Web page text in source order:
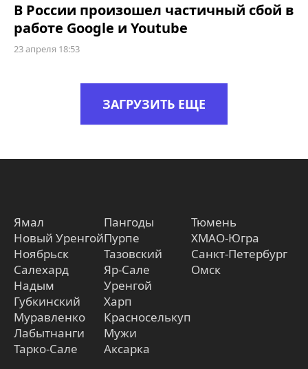
В России произошел частичный сбой в
работе Google и Youtube
23 апреля 18:53
ЗАГРУЗИТЬ ЕЩЕ
Ямал
Новый Уренгой
Ноябрьск
Салехард
Надым
Губкинский
Муравленко
Лабытнанги
Тарко-Сале
Пангоды
Пурпе
Тазовский
Яр-Сале
Уренгой
Харп
Красноселькуп
Мужи
Аксарка
Тюмень
ХМАО-Югра
Санкт-Петербург
Омск